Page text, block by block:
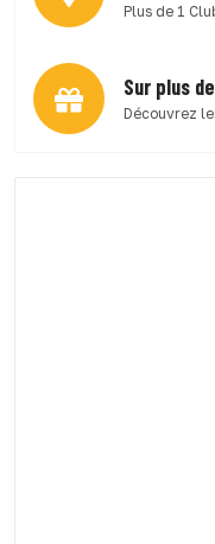
Plus de 1
Sur plus
Découvrez